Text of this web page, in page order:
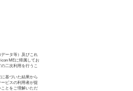
ータ等）及びこれ
MEに帰属してお
二次利用を行うこ
基づいた結果から
ビスの利用者が提
とをご理解いただ